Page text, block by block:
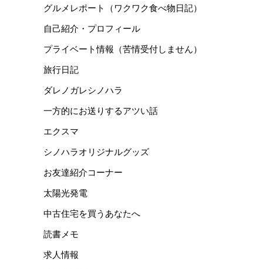
グルメレポート（ワクワク食べ物日記）
自己紹介・プロフィール
プライベート情報（苦情受付しません）
旅行日記
ダレノガレシノハラ
一方的にお送りするアツい話
エクスマ
シノハラオリジナルグッズ
お友達紹介コーナー
太陽光発電
中古住宅を買うあなたへ
読書メモ
求人情報